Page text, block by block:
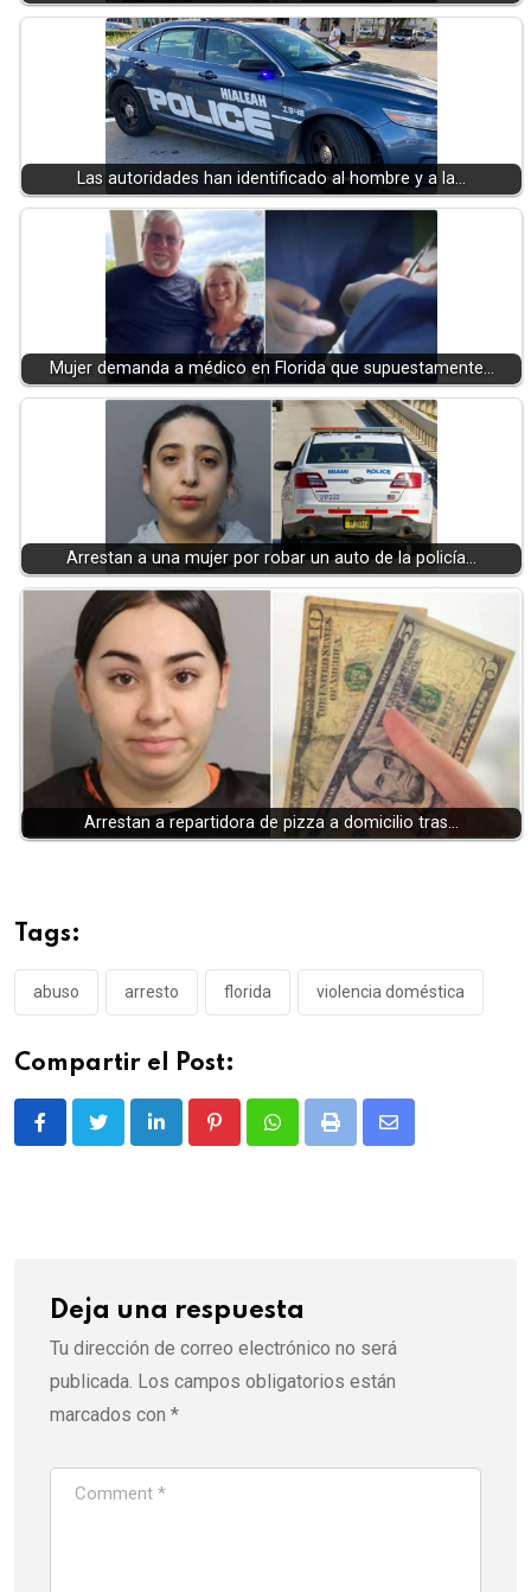
Las autoridades han identificado al hombre y a la…
Mujer demanda a médico en Florida que supuestamente…
Arrestan a una mujer por robar un auto de la policía…
Arrestan a repartidora de pizza a domicilio tras…
Tags:
abuso arresto florida violencia doméstica
Compartir el Post:
LinkedIn PinterestWhatsappPrint
Share
Deja una respuesta
Tu dirección de correo electrónico no será
publicada. Los campos obligatorios están
marcados con *